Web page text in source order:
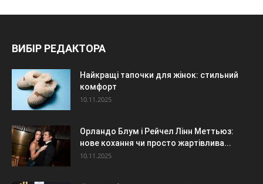
ВИБІР РЕДАКТОРА
Найкращі тапочки для жінок: стильний
комфорт
10.11.2025
Орландо Блум і Рейчел Лінн Меттьюз:
нове кохання чи просто жартівлива...
10.11.2025